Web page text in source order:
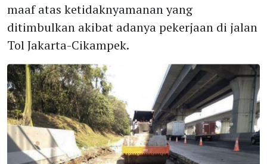
maaf atas ketidaknyamanan yang
ditimbulkan akibat adanya pekerjaan di jalan
Tol Jakarta-Cikampek.